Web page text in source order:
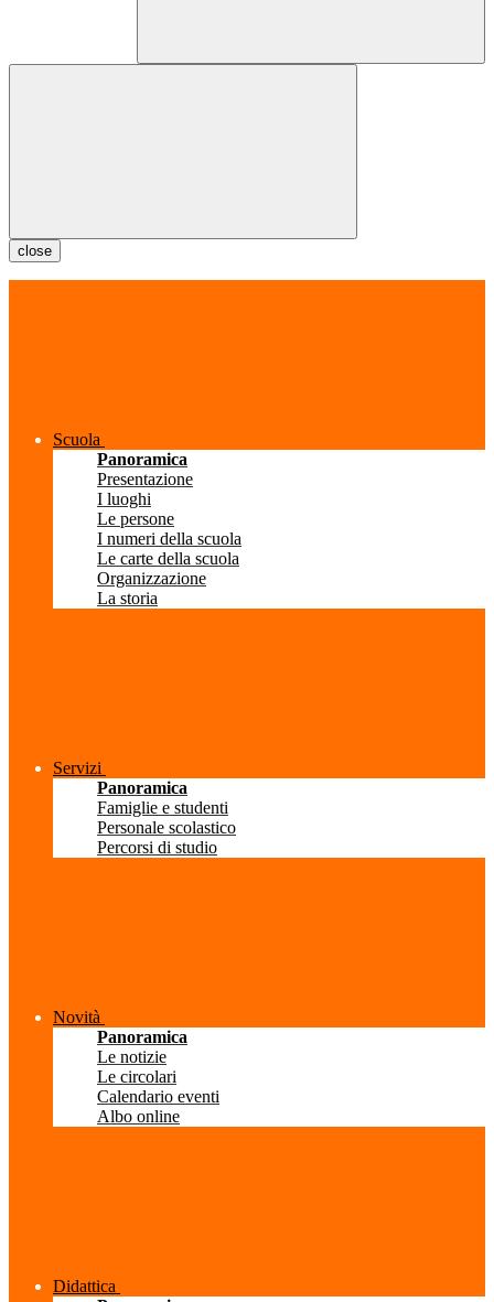
close
Scuola
Panoramica
Presentazione
I luoghi
Le persone
I numeri della scuola
Le carte della scuola
Organizzazione
La storia
Servizi
Panoramica
Famiglie e studenti
Personale scolastico
Percorsi di studio
Novità
Panoramica
Le notizie
Le circolari
Calendario eventi
Albo online
Didattica